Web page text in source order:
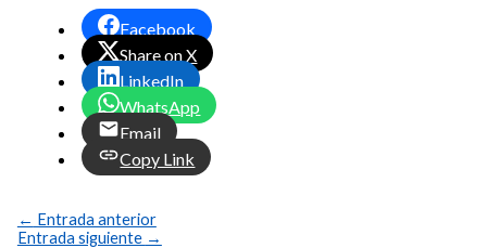
Facebook
Share on X
LinkedIn
WhatsApp
Email
Copy Link
← Entrada anterior
Entrada siguiente →